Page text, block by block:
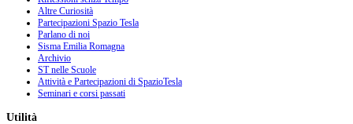
Altre Curiosità
Partecipazioni Spazio Tesla
Parlano di noi
Sisma Emilia Romagna
Archivio
ST nelle Scuole
Attività e Partecipazioni di SpazioTesla
Seminari e corsi passati
Utilità